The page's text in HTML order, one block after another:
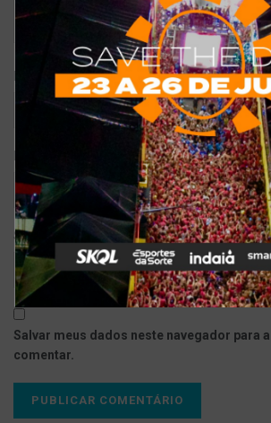
*
Site
Salvar meus dados neste navegador para
comentar.